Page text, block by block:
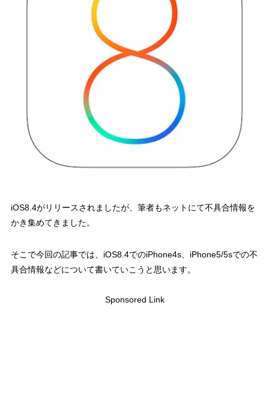
iOS8.4がリリースされましたが、筆者もネットにて不具合情報を
かき集めてきました。
そこで今回の記事では、iOS8.4でのiPhone4s、iPhone5/5sでの不
具合情報などについて書いていこうと思います。
Sponsored Link